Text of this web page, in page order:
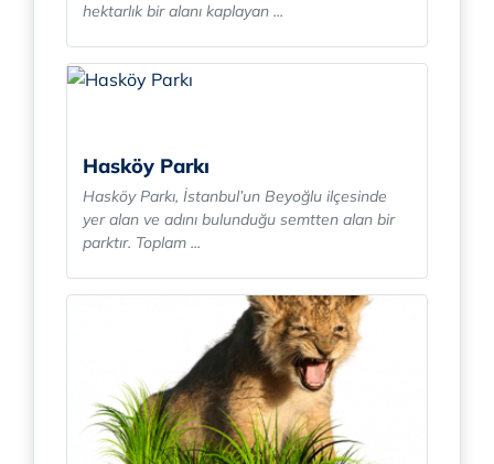
hektarlık bir alanı kaplayan ...
Hasköy Parkı
Hasköy Parkı, İstanbul’un Beyoğlu ilçesinde
yer alan ve adını bulunduğu semtten alan bir
parktır. Toplam ...